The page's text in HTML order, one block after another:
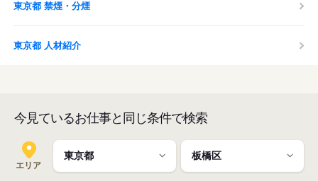
東京都 禁煙・分煙
東京都 人材紹介
今見ているお仕事と同じ条件で検索
エリア